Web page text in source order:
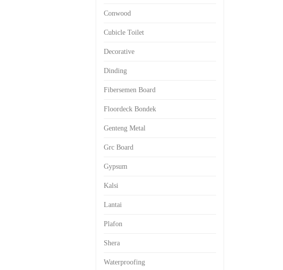
Conwood
Cubicle Toilet
Decorative
Dinding
Fibersemen Board
Floordeck Bondek
Genteng Metal
Grc Board
Gypsum
Kalsi
Lantai
Plafon
Shera
Waterproofing